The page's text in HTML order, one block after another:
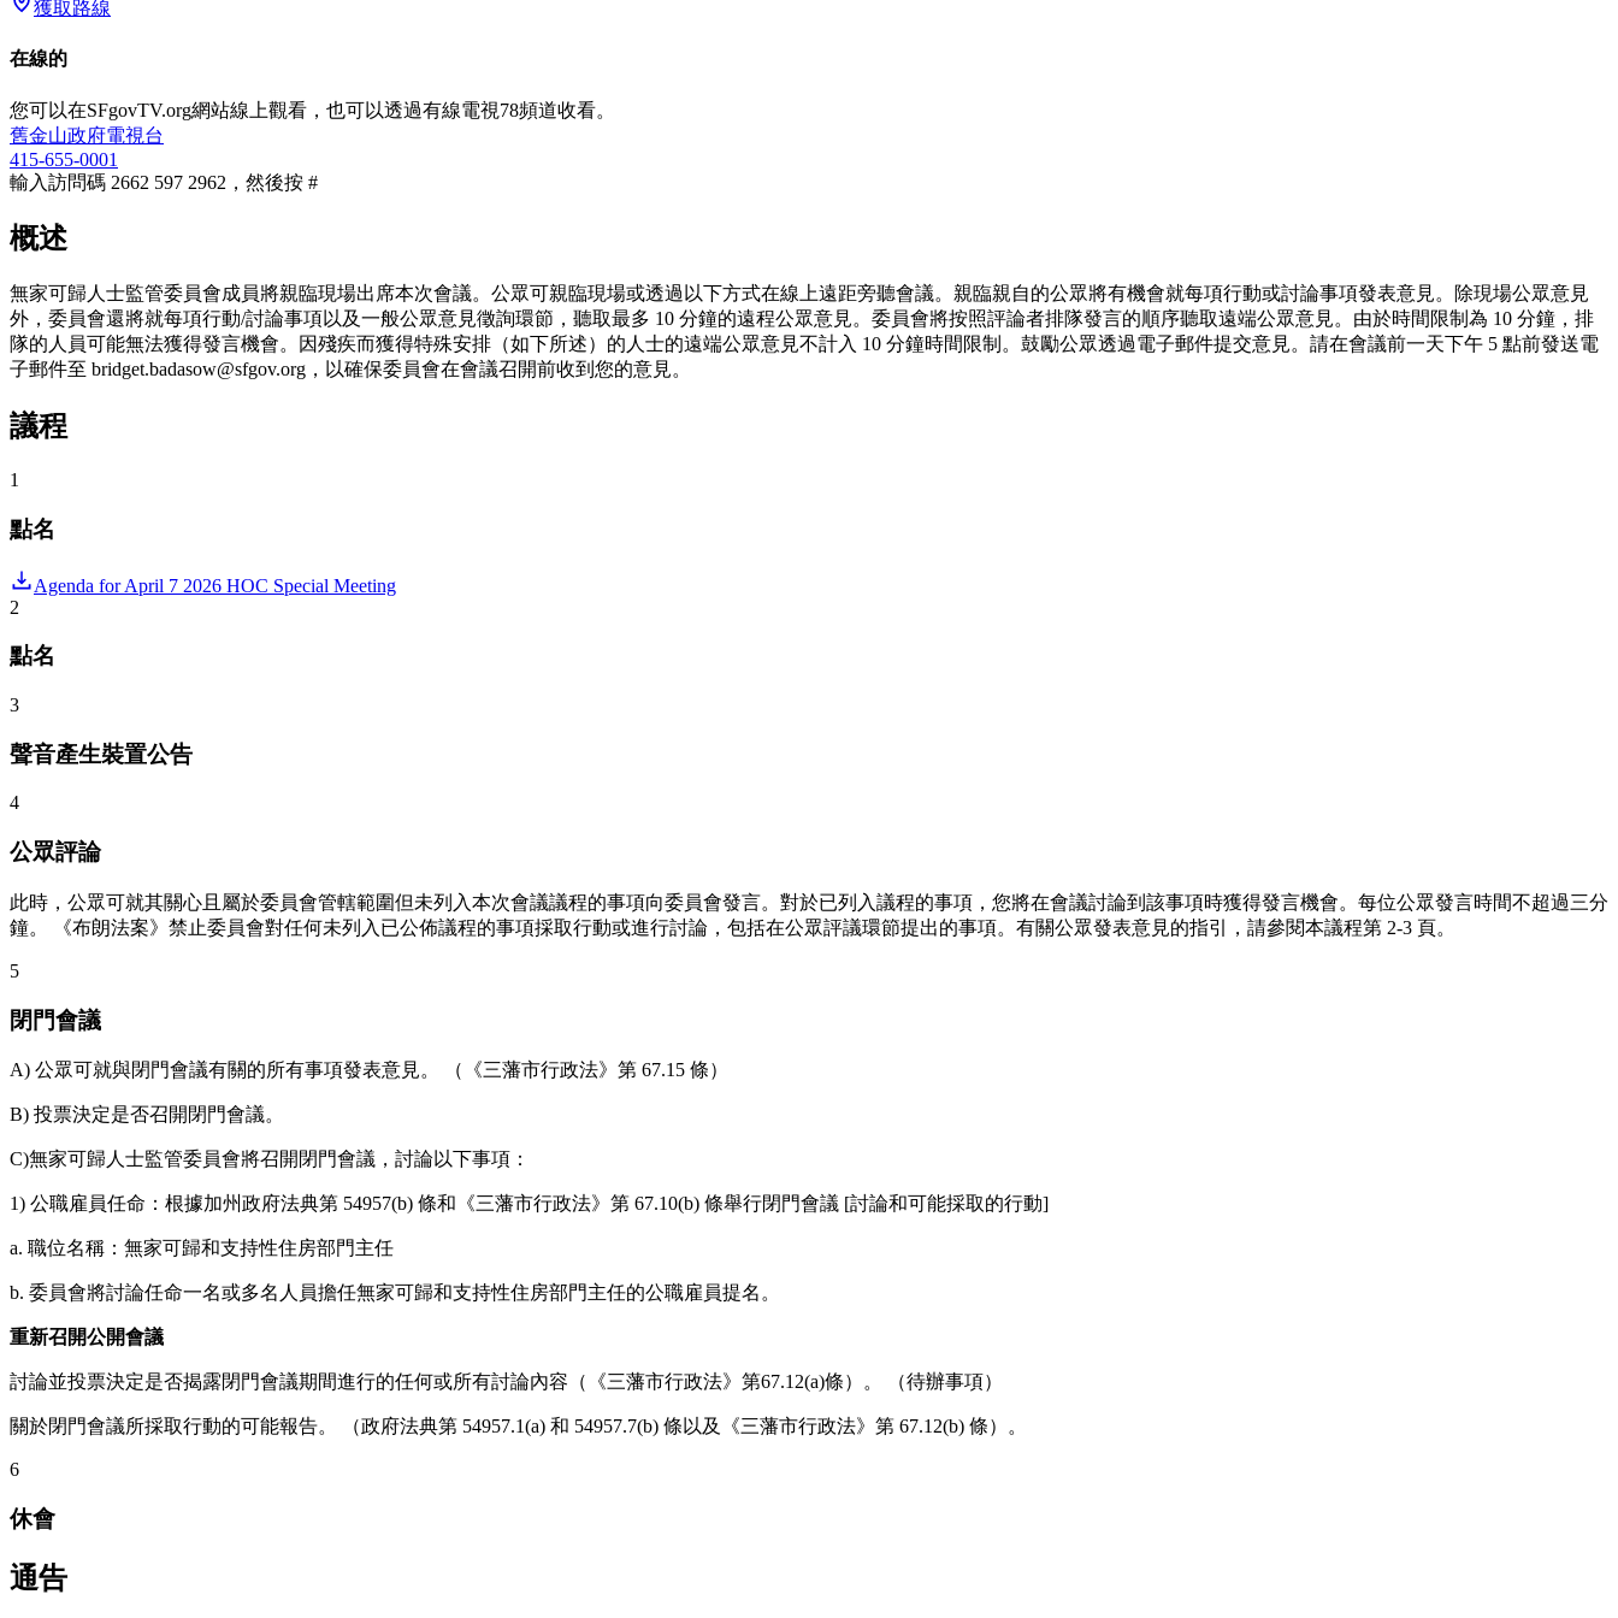
獲取路線
在線的
您可以在SFgovTV.org網站線上觀看，也可以透過有線電視78頻道收看。
舊金山政府電視台
415-655-0001
輸入訪問碼 2662 597 2962，然後按 #
概述
無家可歸人士監管委員會成員將親臨現場出席本次會議。公眾可親臨現場或透過以下方式在線上遠距旁聽會議。親臨親自的公眾將有機會就每項行動或討論事項發表意見。除現場公眾意見
外，委員會還將就每項行動/討論事項以及一般公眾意見徵詢環節，聽取最多 10 分鐘的遠程公眾意見。委員會將按照評論者排隊發言的順序聽取遠端公眾意見。由於時間限制為 10 分鐘，排
隊的人員可能無法獲得發言機會。因殘疾而獲得特殊安排（如下所述）的人士的遠端公眾意見不計入 10 分鐘時間限制。鼓勵公眾透過電子郵件提交意見。請在會議前一天下午 5 點前發送電
子郵件至 bridget.badasow@sfgov.org，以確保委員會在會議召開前收到您的意見。
議程
1
點名
Agenda for April 7 2026 HOC Special Meeting
2
點名
3
聲音產生裝置公告
4
公眾評論
此時，公眾可就其關心且屬於委員會管轄範圍但未列入本次會議議程的事項向委員會發言。對於已列入議程的事項，您將在會議討論到該事項時獲得發言機會。每位公眾發言時間不超過三分
鐘。 《布朗法案》禁止委員會對任何未列入已公佈議程的事項採取行動或進行討論，包括在公眾評議環節提出的事項。有關公眾發表意見的指引，請參閱本議程第 2-3 頁。
5
閉門會議
A) 公眾可就與閉門會議有關的所有事項發表意見。 （《三藩市行政法》第 67.15 條）
B) 投票決定是否召開閉門會議。
C)無家可歸人士監管委員會將召開閉門會議，討論以下事項：
1) 公職雇員任命：根據加州政府法典第 54957(b) 條和《三藩市行政法》第 67.10(b) 條舉行閉門會議 [討論和可能採取的行動]
a. 職位名稱：無家可歸和支持性住房部門主任
b. 委員會將討論任命一名或多名人員擔任無家可歸和支持性住房部門主任的公職雇員提名。
重新召開公開會議
討論並投票決定是否揭露閉門會議期間進行的任何或所有討論內容（《三藩市行政法》第67.12(a)條）。 （待辦事項）
關於閉門會議所採取行動的可能報告。 （政府法典第 54957.1(a) 和 54957.7(b) 條以及《三藩市行政法》第 67.12(b) 條）。
6
休會
通告